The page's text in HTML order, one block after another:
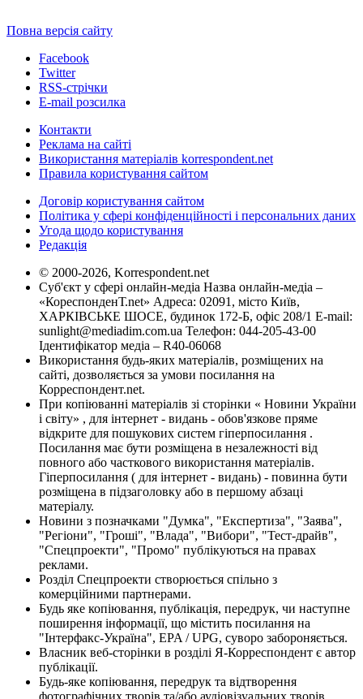
Повна версія сайту
Facebook
Twitter
RSS-стрічки
E-mail розсилка
Контакти
Реклама на сайті
Використання матеріалів korrespondent.net
Правила користування сайтом
Договір користування сайтом
Політика у сфері конфіденційності і персональних даних
Угода щодо користування
Редакція
© 2000-2026, Korrespondent.net
Суб'єкт у сфері онлайн-медіа Назва онлайн-медіа –
«КореспонденТ.net» Адреса: 02091, місто Київ,
ХАРКІВСЬКЕ ШОСЕ, будинок 172-Б, офіс 208/1 E-mail:
sunlight@mediadim.com.ua Телефон: 044-205-43-00
Ідентифікатор медіа – R40-06068
Використання будь-яких матеріалів, розміщених на
сайті, дозволяється за умови посилання на
Корреспондент.net.
При копіюванні матеріалів зі сторінки « Новини України
і світу» , для інтернет - видань - обов'язкове пряме
відкрите для пошукових систем гіперпосилання .
Посилання має бути розміщена в незалежності від
повного або часткового використання матеріалів.
Гіперпосилання ( для інтернет - видань) - повинна бути
розміщена в підзаголовку або в першому абзаці
матеріалу.
Новини з позначками "Думка", "Експертиза", "Заява",
"Регіони", "Гроші", "Влада", "Вибори", "Тест-драйв",
"Спецпроекти", "Промо" публікуються на правах
реклами.
Розділ Спецпроекти створюється спільно з
комерційними партнерами.
Будь яке копіювання, публікація, передрук, чи наступне
поширення інформації, що містить посилання на
"Інтерфакс-Україна", EPA / UPG, суворо забороняється.
Власник веб-сторінки в розділі Я-Корреспондент є автор
публікації.
Будь-яке копіювання, передрук та відтворення